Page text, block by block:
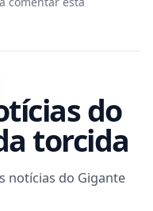
do
torcida
notícias do Gigante